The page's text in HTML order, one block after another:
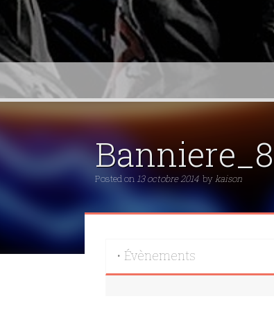
Banniere_8
Posted on 13 octobre 2014 by kaison
• Évènements